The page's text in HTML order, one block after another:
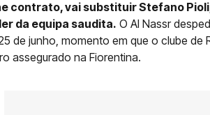
contrato, vai substituir Stefano
da equipa saudita. O Al Nassr
de junho, momento em que o clube de
assegurado na Fiorentina.